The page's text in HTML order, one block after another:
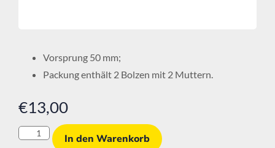
Vorsprung 50 mm;
Packung enthält 2 Bolzen mit 2 Muttern.
€13,00
In den Warenkorb